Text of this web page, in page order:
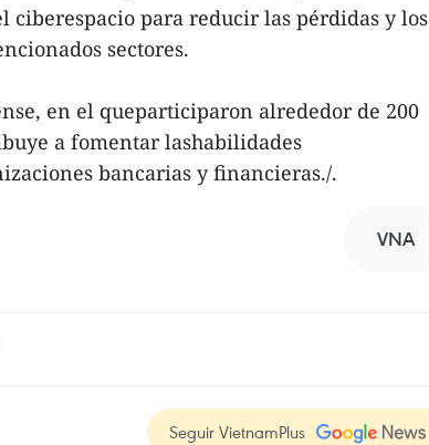
ciberespacio para reducir las pérdidas y los
sectores.
en el queparticiparon alrededor de 200
a fomentar lashabilidades
bancarias y financieras./.
VNA
Seguir VietnamPlus